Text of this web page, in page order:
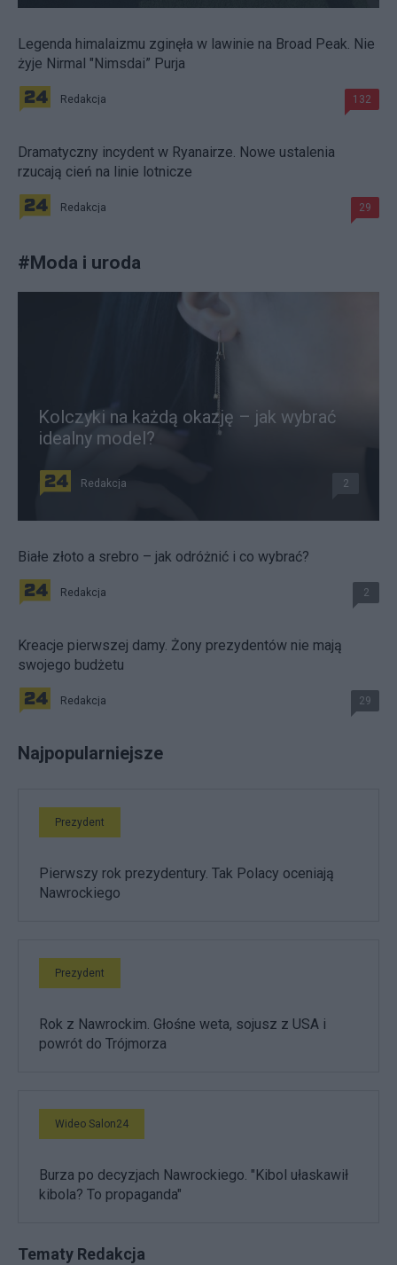
Legenda himalaizmu zginęła w lawinie na Broad Peak. Nie
żyje Nirmal "Nimsdai” Purja
Redakcja 132
Dramatyczny incydent w Ryanairze. Nowe ustalenia
rzucają cień na linie lotnicze
Redakcja 29
#Moda i uroda
Kolczyki na każdą okazję – jak wybrać
idealny model?
Redakcja 2
Białe złoto a srebro – jak odróżnić i co wybrać?
Redakcja 2
Kreacje pierwszej damy. Żony prezydentów nie mają
swojego budżetu
Redakcja 29
Najpopularniejsze
Prezydent
Pierwszy rok prezydentury. Tak Polacy oceniają
Nawrockiego
Prezydent
Rok z Nawrockim. Głośne weta, sojusz z USA i
powrót do Trójmorza
Wideo Salon24
Burza po decyzjach Nawrockiego. "Kibol ułaskawił
kibola? To propaganda"
Tematy Redakcja